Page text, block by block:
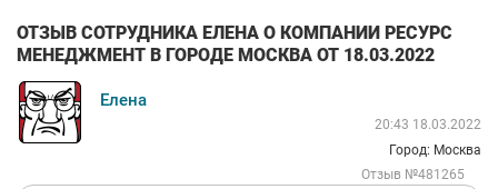
ОТЗЫВ СОТРУДНИКА ЕЛЕНА О КОМПАНИИ РЕСУРС
МЕНЕДЖМЕНТ В ГОРОДЕ МОСКВА ОТ 18.03.2022
Елена
20:43 18.03.2022
Город: Москва
Отзыв №481265